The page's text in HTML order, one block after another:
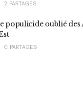
2 PARTAGES
populicide oublié des
0 PARTAGES